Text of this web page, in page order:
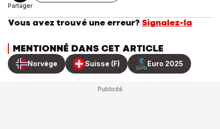
Partager
Vous avez trouvé une erreur? Signalez-la
MENTIONNÉ DANS CET ARTICLE
Norvège Suisse (F) Euro 2025